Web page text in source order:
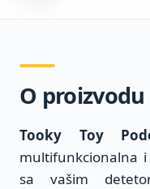
O proizvodu
Tooky Toy
multifunkcionalna
sa vašim